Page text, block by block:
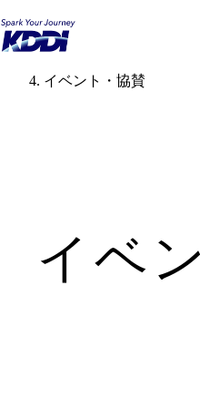
メニ
KDDIホーム
企業情報
イベント・協賛
イベ